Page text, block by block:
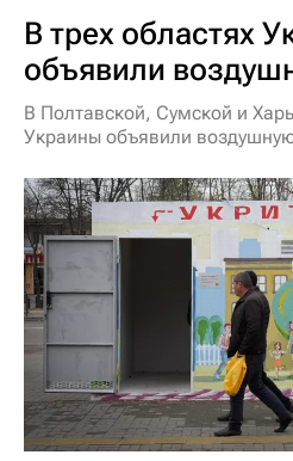
В трех областях
объявили
В Полтавской, Сумской и
Украины объявили